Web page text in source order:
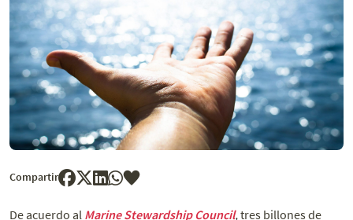
Compartir
De acuerdo al Marine Stewardship Council,tres billones de